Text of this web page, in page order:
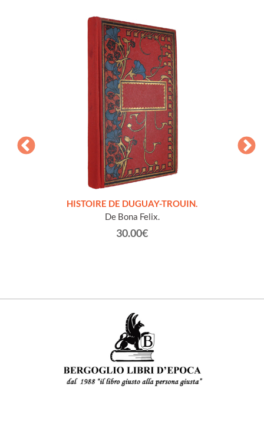
HISTOIRE DE DUGUAY-TROUIN.
De Bona Felix.
30.00€